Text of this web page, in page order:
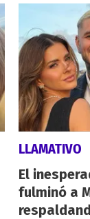
LLAMATIVO
El
fulminó a